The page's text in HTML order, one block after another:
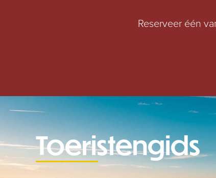
Reserveer één
Toeristengids